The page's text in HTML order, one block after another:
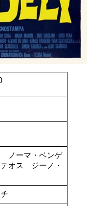
ノーマ・ベンゲ
オス ジーノ・
チ